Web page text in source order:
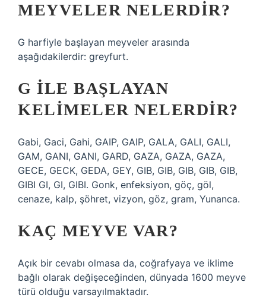
MEYVELER NELERDIR?
G harfiyle başlayan meyveler arasında
aşağıdakilerdir: greyfurt.
G ILE BAŞLAYAN
KELIMELER NELERDIR?
Gabi, Gaci, Gahi, GAIP, GAIP, GALA, GALI, GALI,
GAM, GANI, GANI, GARD, GAZA, GAZA, GAZA,
GECE, GECK, GEDA, GEY, GIB, GIB, GIB, GIB, GIB,
GIBI GI, GI, GIBI. Gonk, enfeksiyon, göç, göl,
cenaze, kalp, şöhret, vizyon, göz, gram, Yunanca.
KAÇ MEYVE VAR?
Açık bir cevabı olmasa da, coğrafyaya ve iklime
bağlı olarak değişeceğinden, dünyada 1600 meyve
türü olduğu varsayılmaktadır.